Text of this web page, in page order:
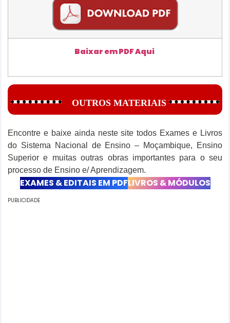
Baixar em PDF Aqui
OUTROS MATERIAIS
Encontre e baixe ainda neste site todos Exames e Livros
do Sistema Nacional de Ensino – Moçambique, Ensino
Superior e muitas outras obras importantes para o seu
processo de Ensino e/ Aprendizagem.
EXAMES & EDITAIS EM PDFLIVROS & MÓDULOS
PUBLICIDADE